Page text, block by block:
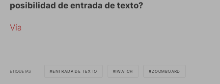
posibilidad de entrada de texto?
Vía
ETIQUETAS ENTRADA DE TEXTO IWATCH ZOOMBOARD